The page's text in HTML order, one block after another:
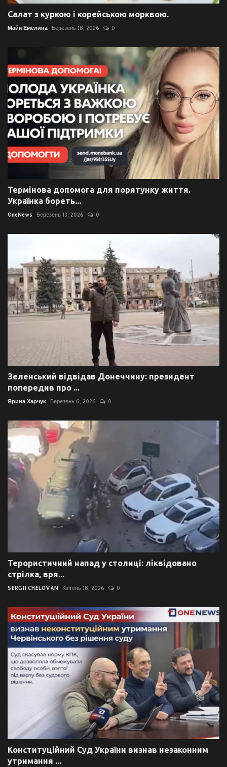
Салат з куркою і корейською морквою.
Майя Емелина Березень 18, 2026 0
Термінова допомога для порятунку життя.
Українка бореть...
OneNews Березень 13, 2026 0
Зеленський відвідав Донеччину: президент
попередив про ...
Ярина Харчук Березень 6, 2026 0
Терористичний напад у столиці: ліквідовано
стрілка, вря...
SERGII CHELOVAN Квітень 18, 2026 0
Конституційний Суд України визнав незаконним
утримання ...